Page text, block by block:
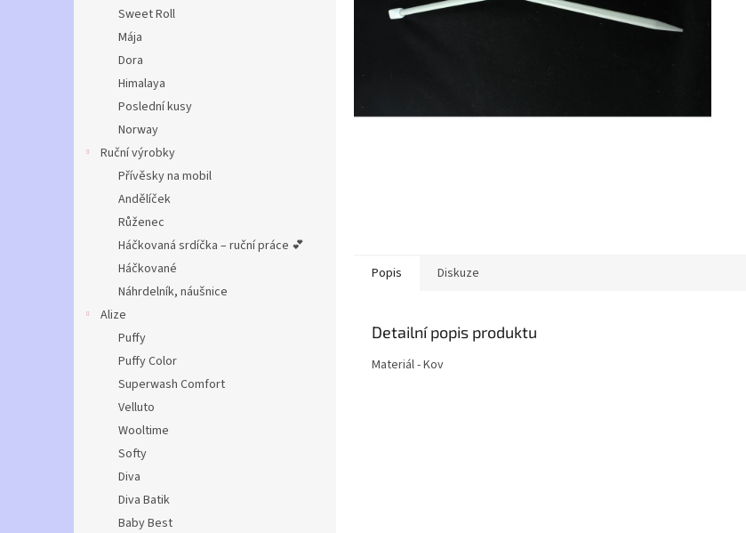
Sweet Roll
Mája
Dora
Himalaya
Poslední kusy
Norway
Ruční výrobky
Přívěsky na mobil
Andělíček
Růženec
Háčkovaná srdíčka – ruční práce 💕
Háčkované
Náhrdelník, náušnice
Alize
Puffy
Puffy Color
Superwash Comfort
Velluto
Wooltime
Softy
Diva
Diva Batik
Baby Best
Popis Diskuze
Detailní popis produktu
Materiál - Kov